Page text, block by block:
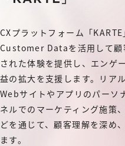
Additional
グループ会社
RightTouch
エモーションテ
IR
IR情報
IRニュース
経営情報
財務ハイライト
サステナビリティ
採用情報
中途採用
CXプラットフォーム「
Customer Dataを活用して顧
された体験を提供し、エンゲ
益の拡大を支援します。リア
Webサイトやアプリのパーソ
ネルでのマーケティング施策
どを通じて、顧客理解を深め
ます。